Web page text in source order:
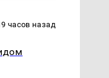
часов назад